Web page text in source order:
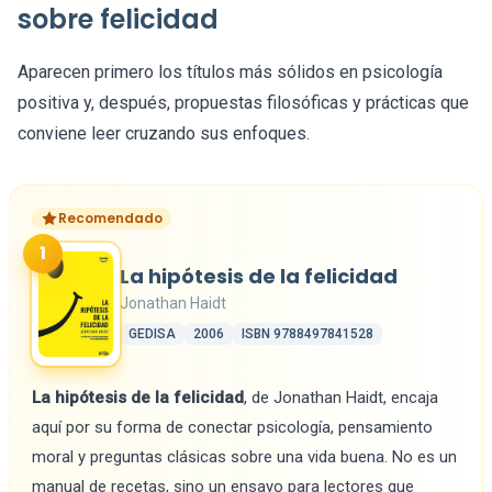
sobre felicidad
Aparecen primero los títulos más sólidos en psicología
positiva y, después, propuestas filosóficas y prácticas que
conviene leer cruzando sus enfoques.
Recomendado
1
La hipótesis de la felicidad
Jonathan Haidt
GEDISA 2006 ISBN 9788497841528
La hipótesis de la felicidad, de Jonathan Haidt, encaja
aquí por su forma de conectar psicología, pensamiento
moral y preguntas clásicas sobre una vida buena. No es un
manual de recetas, sino un ensayo para lectores que